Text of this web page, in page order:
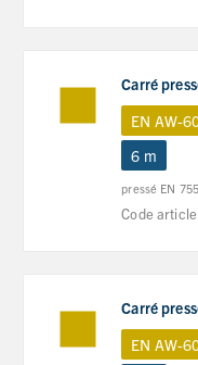
Carré
EN AW-
6 m
pressé EN
Code
Carré
EN AW-